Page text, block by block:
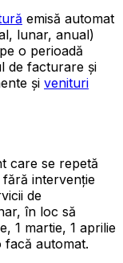
emisă automat
lunar, anual)
o perioadă
de facturare și
și venituri
care se repetă
intervenție
de
în loc să
1 martie, 1 aprilie
facă automat.